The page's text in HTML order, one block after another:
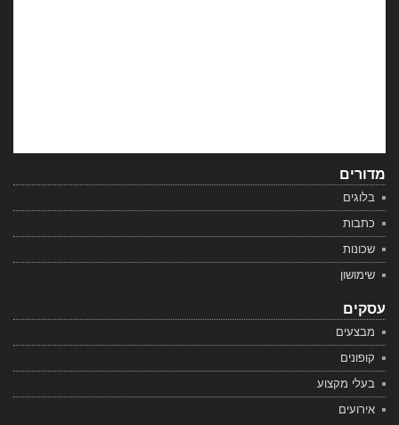
מדורים
בלוגים
כתבות
שכונות
שימושון
עסקים
מבצעים
קופונים
בעלי מקצוע
אירועים